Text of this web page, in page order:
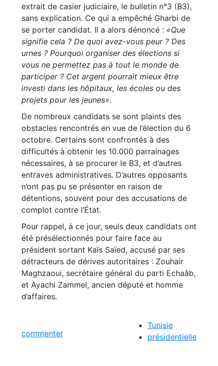
extrait de casier judiciaire, le bulletin n°3 (B3),
sans explication. Ce qui a empêché Gharbi de
se porter candidat. Il a alors dénoncé : «Que
signifie cela ? De quoi avez-vous peur ? Des
urnes ? Pourquoi organiser des élections si
vous ne permettez pas à tout le monde de
participer ? Cet argent pourrait mieux être
investi dans les hôpitaux, les écoles ou des
projets pour les jeunes».
De nombreux candidats se sont plaints des
obstacles rencontrés en vue de l’élection du 6
octobre. Certains sont confrontés à des
difficultés à obtenir les 10.000 parrainages
nécessaires, à se procurer le B3, et d’autres
entraves administratives. D’autres opposants
n’ont pas pu se présenter en raison de
détentions, souvent pour des accusations de
complot contre l’État.
Pour rappel, à ce jour, seuls deux candidats ont
été présélectionnés pour faire face au
président sortant Kaïs Saïed, accusé par ses
détracteurs de dérives autoritaires : Zouhair
Maghzaoui, secrétaire général du parti Echaâb,
et Ayachi Zammel, ancien député et homme
d’affaires.
commenter
Tunisie
présidentielle